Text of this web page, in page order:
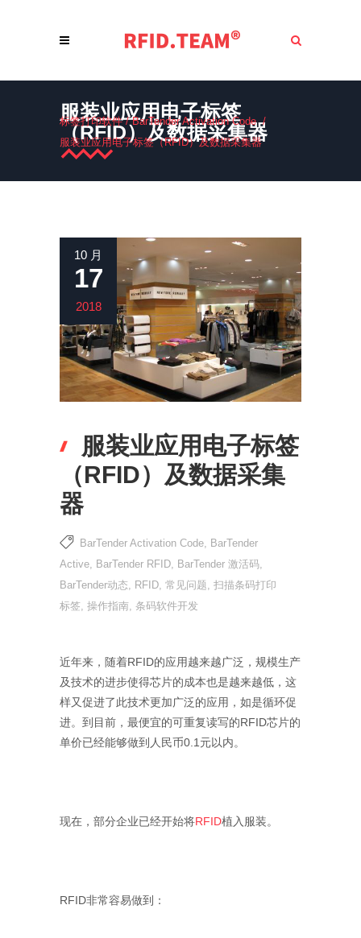
服装业应用电子标签
（RFID）及数据采集器
标签打印软件/BarTender Activation Code /
服装业应用电子标签（RFID）及数据采集器
10 月
17
2018
服装业应用电子标签
（RFID）及数据采集
器
BarTender Activation Code, BarTender
Active, BarTender RFID, BarTender 激活码,
BarTender动态, RFID, 常见问题, 扫描条码打印
标签, 操作指南, 条码软件开发
近年来，随着RFID的应用越来越广泛，规模生产
及技术的进步使得芯片的成本也是越来越低，这
样又促进了此技术更加广泛的应用，如是循环促
进。到目前，最便宜的可重复读写的RFID芯片的
单价已经能够做到人民币0.1元以内。
现在，部分企业已经开始将RFID植入服装。
RFID非常容易做到：